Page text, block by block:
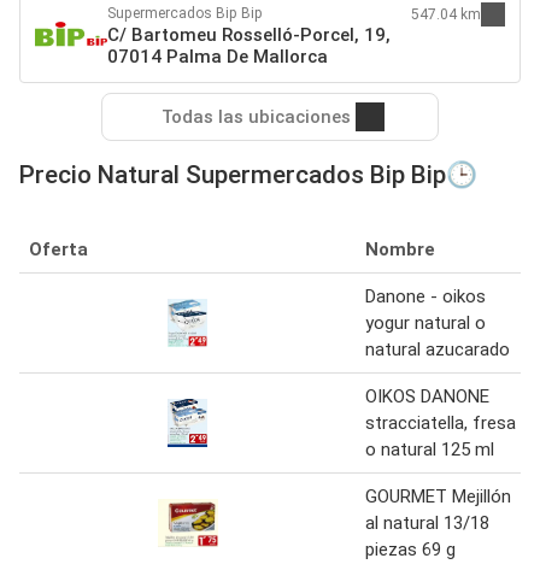
Supermercados Bip Bip
C/ Bartomeu Rosselló-Porcel, 19,
07014 Palma De Mallorca
547.04 km
Todas las ubicaciones
Precio Natural Supermercados Bip Bip🕒
Oferta Nombre
Danone - oikos
yogur natural o
natural azucarado
OIKOS DANONE
stracciatella, fresa
o natural 125 ml
GOURMET Mejillón
al natural 13/18
piezas 69 g